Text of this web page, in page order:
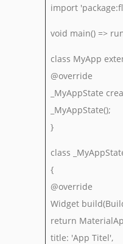
import
void main() =>
class MyApp
@override
_MyAppState
_MyAppState();
}
class
{
@override
Widget
return
title: 'App Titel',